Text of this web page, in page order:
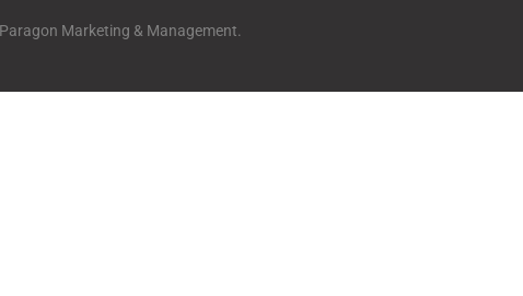
Paragon Marketing & Management.